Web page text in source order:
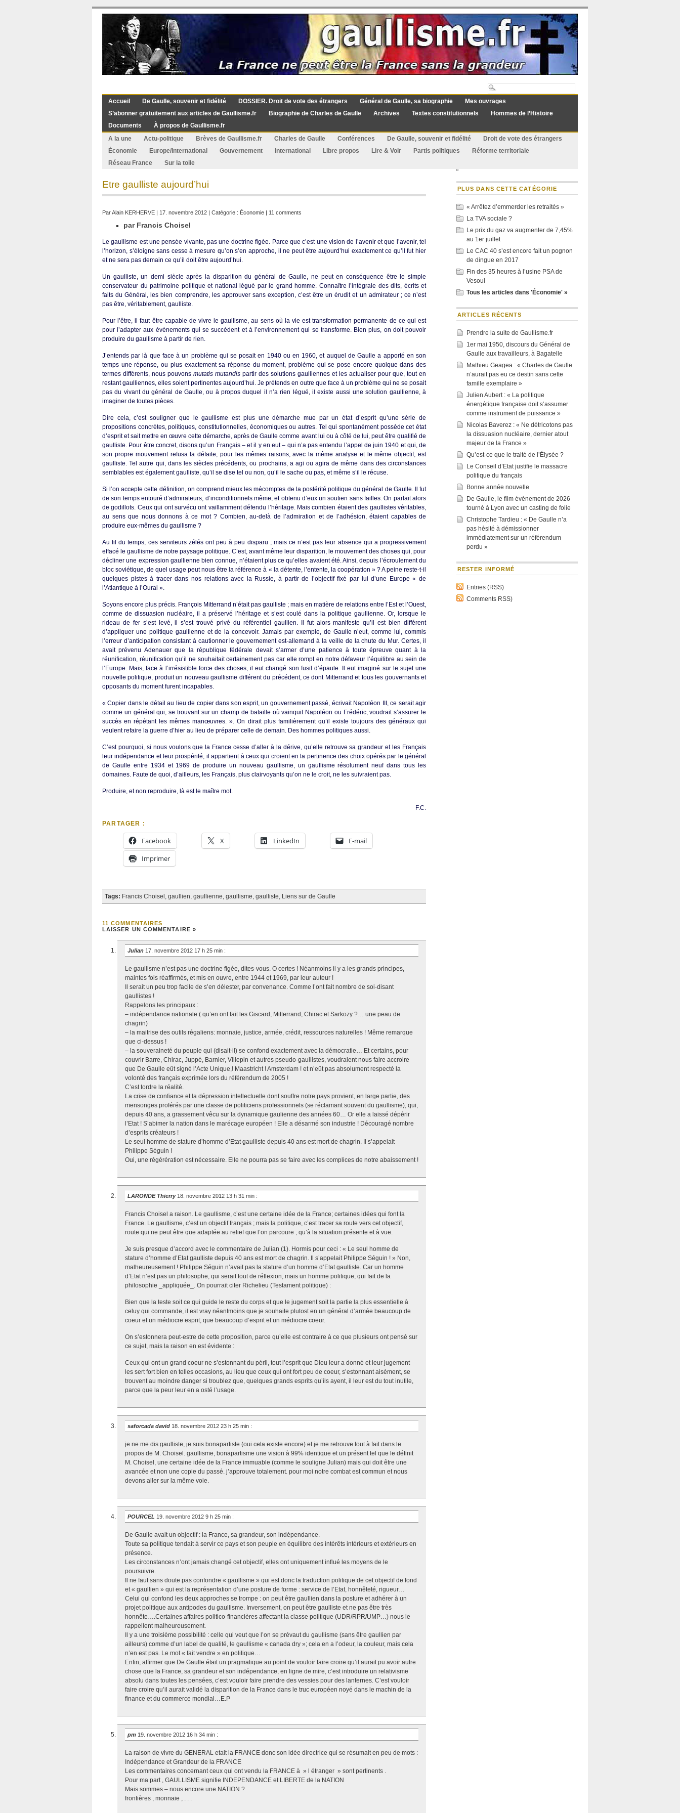
Accueil De Gaulle, souvenir et fidélité DOSSIER. Droit de vote des étrangers Général de Gaulle, sa biographie
Mes ouvrages
S’abonner gratuitement aux articles de Gaullisme.fr
Biographie de Charles de Gaulle Archives Textes constitutionnels
Hommes de l’Histoire
Documents
À propos de Gaullisme.fr
A la une
Actu-politique Brèves de Gaullisme.fr Charles de Gaulle Conférences De Gaulle, souvenir et fidélité
Droit de vote des étrangers
Économie
Europe/International Gouvernement International Libre propos Lire & Voir Partis politiques
Réforme territoriale
Réseau France
Sur la toile
Etre gaulliste aujourd’hui
ParAlain KERHERVE | 17. novembre 2012 | Catégorie : Économie | 11 comments
par Francis Choisel
Le gaullisme est une pensée vivante, pas une doctrine figée. Parce que c’est une vision de l’avenir et que l’avenir, tel
l’horizon, s’éloigne sans cesse à mesure qu’on s’en approche, il ne peut être aujourd’hui exactement ce qu’il fut hier
et ne sera pas demain ce qu’il doit être aujourd’hui.
Un gaulliste, un demi siècle après la disparition du général de Gaulle, ne peut en conséquence être le simple
conservateur du patrimoine politique et national légué par le grand homme. Connaître l’intégrale des dits, écrits et
faits du Général, les bien comprendre, les approuver sans exception, c’est être un érudit et un admirateur ; ce n’est
pas être, véritablement, gaulliste.
Pour l’être, il faut être capable de vivre le gaullisme, au sens où la vie est transformation permanente de ce qui est
pour l’adapter aux événements qui se succèdent et à l’environnement qui se transforme. Bien plus, on doit pouvoir
produire du gaullisme à partir de rien.
J’entends par là que face à un problème qui se posait en 1940 ou en 1960, et auquel de Gaulle a apporté en son
temps une réponse, ou plus exactement sa réponse du moment, problème qui se pose encore quoique dans des
termes différents, nous pouvons mutatis mutandis partir des solutions gaulliennes et les actualiser pour que, tout en
restant gaulliennes, elles soient pertinentes aujourd’hui. Je prétends en outre que face à un problème qui ne se posait
pas du vivant du général de Gaulle, ou à propos duquel il n’a rien légué, il existe aussi une solution gaullienne, à
imaginer de toutes pièces.
Dire cela, c’est souligner que le gaullisme est plus une démarche mue par un état d’esprit qu’une série de
propositions concrètes, politiques, constitutionnelles, économiques ou autres. Tel qui spontanément possède cet état
d’esprit et sait mettre en œuvre cette démarche, après de Gaulle comme avant lui ou à côté de lui, peut être qualifié de
gaulliste. Pour être concret, disons qu’un Français – et il y en eut – qui n’a pas entendu l’appel de juin 1940 et qui, de
son propre mouvement refusa la défaite, pour les mêmes raisons, avec la même analyse et le même objectif, est
gaulliste. Tel autre qui, dans les siècles précédents, ou prochains, a agi ou agira de même dans des circonstances
semblables est également gaulliste, qu’il se dise tel ou non, qu’il le sache ou pas, et même s’il le récuse.
Si l’on accepte cette définition, on comprend mieux les mécomptes de la postérité politique du général de Gaulle. Il fut
de son temps entouré d’admirateurs, d’inconditionnels même, et obtenu d’eux un soutien sans failles. On parlait alors
de godillots. Ceux qui ont survécu ont vaillamment défendu l’héritage. Mais combien étaient des gaullistes véritables,
au sens que nous donnons à ce mot ? Combien, au-delà de l’admiration et de l’adhésion, étaient capables de
produire eux-mêmes du gaullisme ?
Au fil du temps, ces serviteurs zélés ont peu à peu disparu ; mais ce n’est pas leur absence qui a progressivement
effacé le gaullisme de notre paysage politique. C’est, avant même leur disparition, le mouvement des choses qui, pour
décliner une expression gaullienne bien connue, n’étaient plus ce qu’elles avaient été. Ainsi, depuis l’écroulement du
bloc soviétique, de quel usage peut nous être la référence à « la détente, l’entente, la coopération » ? A peine reste-t-il
quelques pistes à tracer dans nos relations avec la Russie, à partir de l’objectif fixé par lui d’une Europe « de
l’Atlantique à l’Oural ».
Soyons encore plus précis. François Mitterrand n’était pas gaulliste ; mais en matière de relations entre l’Est et l’Ouest,
comme de dissuasion nucléaire, il a préservé l’héritage et s’est coulé dans la politique gaullienne. Or, lorsque le
rideau de fer s’est levé, il s’est trouvé privé du référentiel gaullien. Il fut alors manifeste qu’il est bien différent
d’appliquer une politique gaullienne et de la concevoir. Jamais par exemple, de Gaulle n’eut, comme lui, commis
l’erreur d’anticipation consistant à cautionner le gouvernement est-allemand à la veille de la chute du Mur. Certes, il
avait prévenu Adenauer que la république fédérale devait s’armer d’une patience à toute épreuve quant à la
réunification, réunification qu’il ne souhaitait certainement pas car elle rompt en notre défaveur l’équilibre au sein de
l’Europe. Mais, face à l’irrésistible force des choses, il eut changé son fusil d’épaule. Il eut imaginé sur le sujet une
nouvelle politique, produit un nouveau gaullisme différent du précédent, ce dont Mitterrand et tous les gouvernants et
opposants du moment furent incapables.
« Copier dans le détail au lieu de copier dans son esprit, un gouvernement passé, écrivait Napoléon III, ce serait agir
comme un général qui, se trouvant sur un champ de bataille où vainquit Napoléon ou Frédéric, voudrait s’assurer le
succès en répétant les mêmes manœuvres. ». On dirait plus familièrement qu’il existe toujours des généraux qui
veulent refaire la guerre d’hier au lieu de préparer celle de demain. Des hommes politiques aussi.
C’est pourquoi, si nous voulons que la France cesse d’aller à la dérive, qu’elle retrouve sa grandeur et les Français
leur indépendance et leur prospérité, il appartient à ceux qui croient en la pertinence des choix opérés par le général
de Gaulle entre 1934 et 1969 de produire un nouveau gaullisme, un gaullisme résolument neuf dans tous les
domaines. Faute de quoi, d’ailleurs, les Français, plus clairvoyants qu’on ne le croit, ne les suivraient pas.
Produire, et non reproduire, là est le maître mot.
F.C.
PARTAGER :
Facebook X LinkedIn
E-mail
Imprimer
Tags: Francis Choisel , gaullien, gaullienne, gaullisme, gaulliste, Liens sur de Gaulle
11 COMMENTAIRES
LAISSER UN COMMENTAIRE »
Julian 17. novembre 2012 17 h 25 min :
Le gaullisme n’est pas une doctrine figée, dites-vous. O certes ! Néanmoins il y a les grands principes,
maintes fois réaffirmés, et mis en ouvre, entre 1944 et 1969, par leur auteur !
Il serait un peu trop facile de s’en délester, par convenance. Comme l’ont fait nombre de soi-disant
gaullistes !
Rappelons les principaux :
– indépendance nationale ( qu’en ont fait les Giscard, Mitterrand, Chirac et Sarkozy ?… une peau de
chagrin)
– la maitrise des outils régaliens: monnaie, justice, armée, crédit, ressources naturelles ! Même remarque
que ci-dessus !
– la souveraineté du peuple qui (disait-il) se confond exactement avec la démocratie… Et certains, pour
couvrir Barre, Chirac, Juppé, Barnier, Villepin et autres pseudo-gaullistes, voudraient nous faire accroire
que De Gaulle eût signé l’Acte Unique,! Maastricht ! Amsterdam ! et n’eût pas absolument respecté la
volonté des français exprimée lors du référendum de 2005 !
C’est tordre la réalité.
La crise de confiance et la dépression intellectuelle dont souffre notre pays provient, en large partie, des
mensonges proférés par une classe de politiciens professionnels (se réclamant souvent du gaullisme), qui,
depuis 40 ans, a grassement vêcu sur la dynamique gaulienne des années 60… Or elle a laissé dépérir
l’Etat ! S’abimer la nation dans le marécage européen ! Elle a désarmé son industrie ! Découragé nombre
d’esprits créateurs !
Le seul homme de stature d’homme d’Etat gaulliste depuis 40 ans est mort de chagrin. Il s’appelait
Philippe Séguin !
Oui, une régérération est nécessaire. Elle ne pourra pas se faire avec les complices de notre abaissement !
LARONDE Thierry 18. novembre 2012 13 h 31 min :
Francis Choisel a raison. Le gaullisme, c’est une certaine idée de la France; certaines idées qui font la
France. Le gaullisme, c’est un objectif français ; mais la politique, c’est tracer sa route vers cet objectif,
route qui ne peut être que adaptée au relief que l’on parcoure ; qu’à la situation présente et à vue.
Je suis presque d’accord avec le commentaire de Julian (1). Hormis pour ceci : « Le seul homme de
stature d’homme d’Etat gaulliste depuis 40 ans est mort de chagrin. Il s’appelait Philippe Séguin ! » Non,
malheureusement ! Philippe Séguin n’avait pas la stature d’un homme d’Etat gaulliste. Car un homme
d’Etat n’est pas un philosophe, qui serait tout de réflexion, mais un homme politique, qui fait de la
philosophie _appliquée_. On pourrait citer Richelieu (Testament politique) :
Bien que la teste soit ce qui guide le reste du corps et que le jugement soit la partie la plus essentielle à
celuy qui commande, il est vray néantmoins que je souhaite plutost en un général d’armée beaucoup de
coeur et un médiocre esprit, que beaucoup d’esprit et un médiocre coeur.
On s’estonnera peut-estre de cette proposition, parce qu’elle est contraire à ce que plusieurs ont pensé sur
ce sujet, mais la raison en est évidente :
Ceux qui ont un grand coeur ne s’estonnant du péril, tout l’esprit que Dieu leur a donné et leur jugement
les sert fort bien en telles occasions, au lieu que ceux qui ont fort peu de coeur, s’estonnant aisément, se
trouvent au moindre danger si troublez que, quelques grands esprits qu’ils ayent, il leur est du tout inutile,
parce que la peur leur en a osté l’usage.
saforcada david 18. novembre 2012 23 h 25 min :
je ne me dis gaulliste, je suis bonapartiste (oui cela existe encore) et je me retrouve tout à fait dans le
propos de M. Choisel. gaullisme, bonapartisme une vision à 99% identique et un présent tel que le définit
M. Choisel, une certaine idée de la France immuable (comme le souligne Julian) mais qui doit être une
avancée et non une copie du passé. j’approuve totalement. pour moi notre combat est commun et nous
devons aller sur la même voie.
POURCEL 19. novembre 2012 9 h 25 min :
De Gaulle avait un objectif : la France, sa grandeur, son indépendance.
Toute sa politique tendait à servir ce pays et son peuple en équilibre des intérêts intérieurs et extérieurs en
présence.
Les circonstances n’ont jamais changé cet objectif, elles ont uniquement influé les moyens de le
poursuivre.
Il ne faut sans doute pas confondre « gaullisme » qui est donc la traduction politique de cet objectif de fond
et « gaullien » qui est la représentation d’une posture de forme : service de l’Etat, honnêteté, rigueur…
Celui qui confond les deux approches se trompe : on peut être gaullien dans la posture et adhérer à un
projet politique aux antipodes du gaullisme. Inversement, on peut être gaulliste et ne pas être très
honnête….Certaines affaires politico-financières affectant la classe politique (UDR/RPR/UMP…) nous le
rappellent malheureusement.
Il y a une troisième possibilité : celle qui veut que l’on se prévaut du gaullisme (sans être gaullien par
ailleurs) comme d’un label de qualité, le gaullisme « canada dry »; cela en a l’odeur, la couleur, mais cela
n’en est pas. Le mot « fait vendre » en politique…
Enfin, affirmer que De Gaulle était un pragmatique au point de vouloir faire croire qu’il aurait pu avoir autre
chose que la France, sa grandeur et son indépendance, en ligne de mire, c’est introduire un relativisme
absolu dans toutes les pensées, c’est vouloir faire prendre des vessies pour des lanternes. C’est vouloir
faire croire qu’il aurait validé la disparition de la France dans le truc européen noyé dans le machin de la
finance et du commerce mondial…E.P
pm 19. novembre 2012 16 h 34 min :
La raison de vivre du GENERAL etait la FRANCE donc son idée directrice qui se résumait en peu de mots :
Indépendance et Grandeur de la FRANCE
Les commentaires concernant ceux qui ont vendu la FRANCE à » l étranger » sont pertinents .
Pour ma part , GAULLISME signifie INDEPENDANCE et LIBERTE de la NATION
Mais sommes – nous encore une NATION ?
frontières , monnaie , . . .
PLUS DANS CETTE CATÉGORIE
« Arrêtez d’emmerder les retraités »
La TVA sociale ?
Le prix du gaz va augmenter de 7,45%
au 1er juillet
Le CAC 40 s’est encore fait un pognon
de dingue en 2017
Fin des 35 heures à l’usine PSA de
Vesoul
Tous les articles dans 'Économie' »
ARTICLES RÉCENTS
Prendre la suite de Gaullisme.fr
1er mai 1950, discours du Général de
Gaulle aux travailleurs, à Bagatelle
Mathieu Geagea : « Charles de Gaulle
n’aurait pas eu ce destin sans cette
famille exemplaire »
Julien Aubert : « La politique
énergétique française doit s’assumer
comme instrument de puissance »
Nicolas Baverez : « Ne détricotons pas
la dissuasion nucléaire, dernier atout
majeur de la France »
Qu’est-ce que le traité de l’Élysée ?
Le Conseil d’Etat justifie le massacre
politique du français
Bonne année nouvelle
De Gaulle, le film événement de 2026
tourné à Lyon avec un casting de folie
Christophe Tardieu : « De Gaulle n’a
pas hésité à démissionner
immédiatement sur un référendum
perdu »
RESTER INFORMÉ
Entries (RSS)
Comments RSS)